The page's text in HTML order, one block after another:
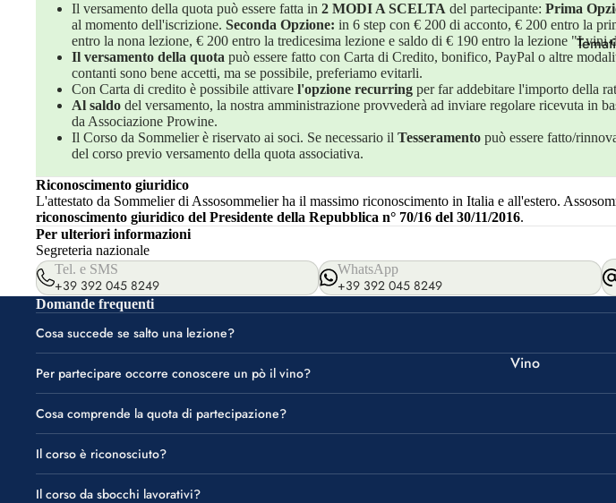
Vino
Bordeaux
Champagne
Il versamento della quota può essere fatta in 2 MODI A SCELTA del partecipante: Prima
al momento dell'iscrizione. Seconda Opzione: in 6 step con € 200 di acconto, € 200 entro la
entro la nona lezione, € 200 entro la tredicesima lezione e saldo di € 190 entro la lezione "I vini
Il versamento della quota può essere fatto con Carta di Credito, bonifico, PayPal o altre
contanti sono bene accetti, ma se possibile, preferiamo evitarli.
Con Carta di credito è possibile attivare l'opzione recurring per far addebitare l'importo della
Al saldo del versamento, la nostra amministrazione provvederà ad inviare regolare ricevuta in
da Associazione Prowine.
Il Corso da Sommelier è riservato ai soci. Se necessario il Tesseramento può essere fatto/
del corso previo versamento della quota associativa.
Riconoscimento giuridico
L'attestato da Sommelier di Assosommelier ha il massimo riconoscimento in Italia e all'estero.
riconoscimento giuridico del Presidente della Repubblica n° 70/16 del 30/11/2016.
Per ulteriori informazioni
Segreteria nazionale
Tel. e SMS
+39 392 045 8249
WhatsApp
+39 392 045 8249
Domande frequenti
Cosa succede se salto una lezione?
Per partecipare occorre conoscere un pò il vino?
Cosa comprende la quota di partecipazione?
Il corso è riconosciuto?
Il corso da sbocchi lavorativi?